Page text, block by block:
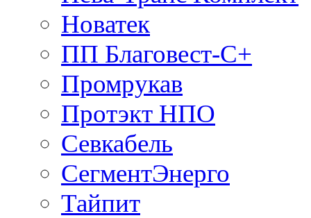
Новатек
ПП Благовест-С+
Промрукав
Протэкт НПО
Севкабель
СегментЭнерго
Тайпит